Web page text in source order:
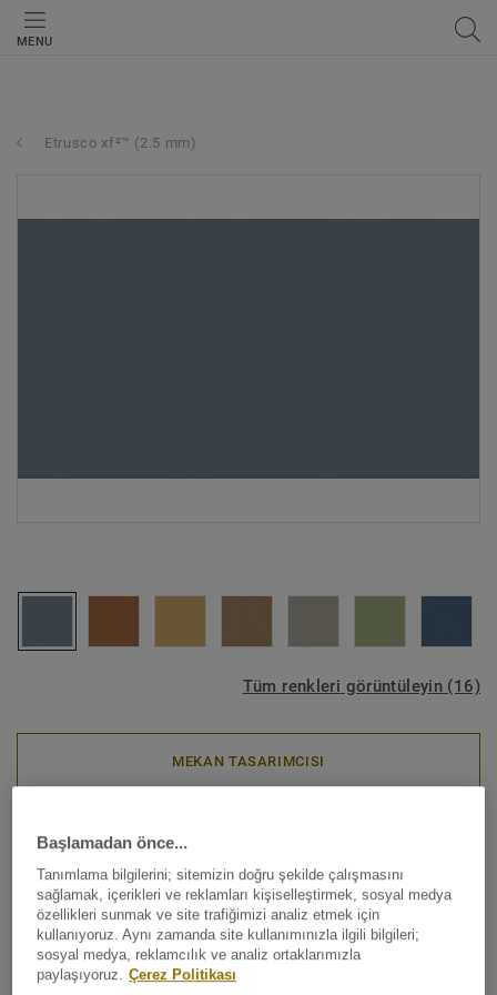
MENU
Etrusco xf²™ (2.5 mm)
Tüm renkleri görüntüleyin (16)
MEKAN TASARIMCISI
Etrusco xf²™ (2.5 mm) -
Etrusco DENIM 070
Pazardaki en doğal ve sürdürülebilir zemin çözümlerinden
biri olan Tarkett Linolyum; 150 yıldan fazla bir süredir
Başlamadan önce...
Tanımlama bilgilerini; sitemizin doğru şekilde çalışmasını
sağlamak, içerikleri ve reklamları kişiselleştirmek, sosyal medya
özellikleri sunmak ve site trafiğimizi analiz etmek için
kullanıyoruz. Aynı zamanda site kullanımınızla ilgili bilgileri;
sosyal medya, reklamcılık ve analiz ortaklarımızla
paylaşıyoruz. Çerez Politikası